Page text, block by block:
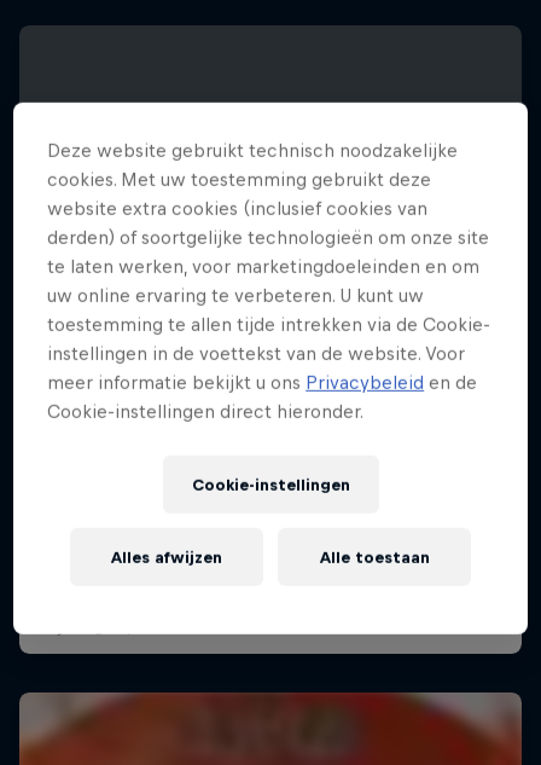
18 december 2025
Deze website gebruikt technisch noodzakelijke
cookies. Met uw toestemming gebruikt deze
website extra cookies (inclusief cookies van
derden) of soortgelijke technologieën om onze site
te laten werken, voor marketingdoeleinden en om
uw online ervaring te verbeteren. U kunt uw
toestemming te allen tijde intrekken via de Cookie-
instellingen in de voettekst van de website. Voor
meer informatie bekijkt u ons Privacybeleid en de
Cookie-instellingen direct hieronder.
Cookie-instellingen
Alles afwijzen Alle toestaan